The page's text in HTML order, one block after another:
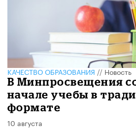
КАЧЕСТВО ОБРАЗОВАНИЯ // Новость
В Минпросвещения
начале учебы в
формате
10 августа